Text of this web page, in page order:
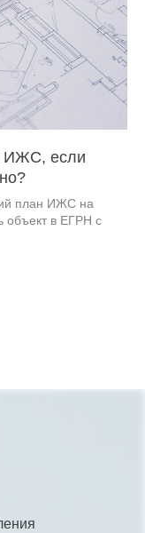
ИЖС, если
план ИЖС на
объект в ЕГРН с